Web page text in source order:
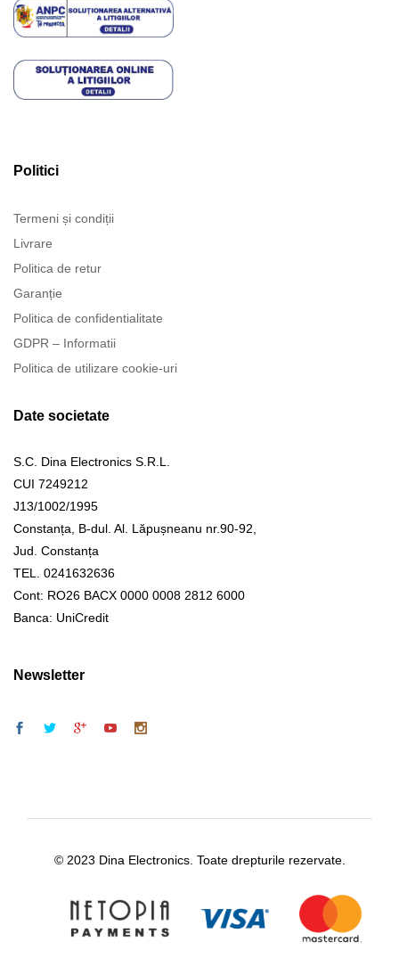
Politici
Termeni și condiții
Livrare
Politica de retur
Garanție
Politica de confidentialitate
GDPR – Informatii
Politica de utilizare cookie-uri
Date societate
S.C. Dina Electronics S.R.L.
CUI 7249212
J13/1002/1995
Constanța, B-dul. Al. Lăpușneanu nr.90-92,
Jud. Constanța
TEL. 0241632636
Cont: RO26 BACX 0000 0008 2812 6000
Banca: UniCredit
Newsletter
© 2023 Dina Electronics. Toate drepturile rezervate.